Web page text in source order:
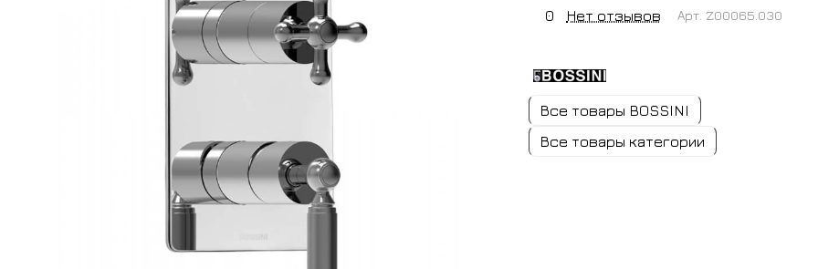
0 Нет отзывов Арт. Z00065.030
Все товары BOSSINI
Все товары категории